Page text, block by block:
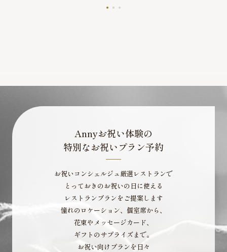
Annyお祝い体験の
特別なお祝いプラン予約
お祝いコンシェルジュ厳選レストランで
とっておきのお祝いの日に使える
レストランプランをご提案します
憧れのロケーション、個室席から、
花束やメッセージカード、
ギフトのサプライズまで。
お祝い向けプランを日々